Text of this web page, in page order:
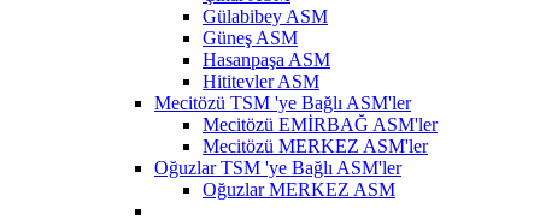
Gülabibey ASM
Güneş ASM
Hasanpaşa ASM
Hititevler ASM
Mecitözü TSM 'ye Bağlı ASM'ler
Mecitözü EMİRBAĞ ASM'ler
Mecitözü MERKEZ ASM'ler
Oğuzlar TSM 'ye Bağlı ASM'ler
Oğuzlar MERKEZ ASM